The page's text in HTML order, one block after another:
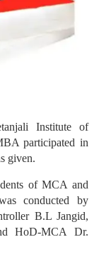
Institute of
participated in
given.
of MCA and
conducted by
B.L Jangid,
HoD-MCA Dr.